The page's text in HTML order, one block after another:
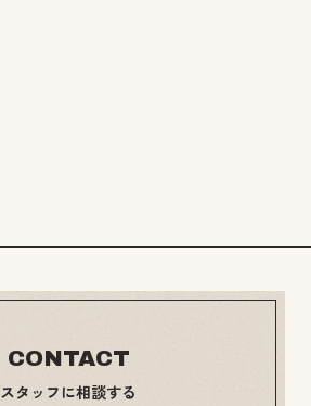
CONTACT
スタッフに相談する